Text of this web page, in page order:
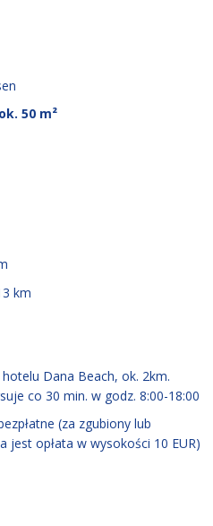
50 m²
km
Dana Beach, ok. 2km.
co 30 min. w godz. 8:00-18:00
(za zgubiony lub
jest opłata w wysokości 10 EUR)